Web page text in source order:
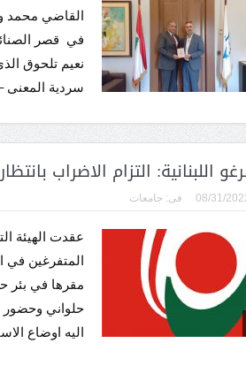
القاضي محمد
في قصر
نعيم تلحوق
سردية المعنى
اللبنانية: التزام الاضراب
08/31/ فى:جامعات
عقدت الهيئة
المتفرغين في
مقرها في بئر
حلواني وحضور
اليه اوضاع